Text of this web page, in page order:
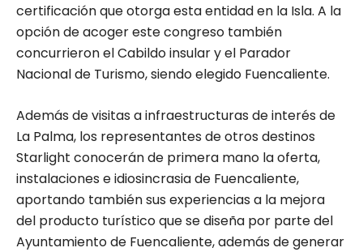
certificación que otorga esta entidad en la Isla. A la
opción de acoger este congreso también
concurrieron el Cabildo insular y el Parador
Nacional de Turismo, siendo elegido Fuencaliente.
Además de visitas a infraestructuras de interés de
La Palma, los representantes de otros destinos
Starlight conocerán de primera mano la oferta,
instalaciones e idiosincrasia de Fuencaliente,
aportando también sus experiencias a la mejora
del producto turístico que se diseña por parte del
Ayuntamiento de Fuencaliente, además de generar